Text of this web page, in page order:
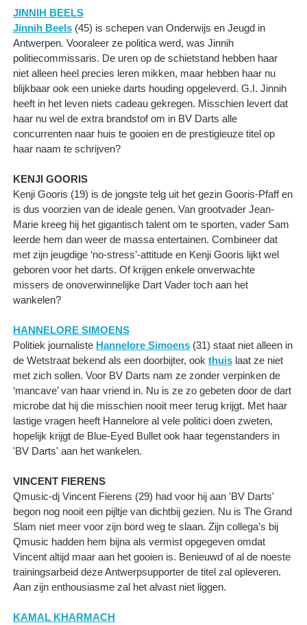
JINNIH BEELS
Jinnih Beels (45) is schepen van Onderwijs en Jeugd in
Antwerpen. Vooraleer ze politica werd, was Jinnih
politiecommissaris. De uren op de schietstand hebben haar
niet alleen heel precies leren mikken, maar hebben haar nu
blijkbaar ook een unieke darts houding opgeleverd. G.I. Jinnih
heeft in het leven niets cadeau gekregen. Misschien levert dat
haar nu wel de extra brandstof om in BV Darts alle
concurrenten naar huis te gooien en de prestigieuze titel op
haar naam te schrijven?
KENJI GOORIS
Kenji Gooris (19) is de jongste telg uit het gezin Gooris-Pfaff en
is dus voorzien van de ideale genen. Van grootvader Jean-
Marie kreeg hij het gigantisch talent om te sporten, vader Sam
leerde hem dan weer de massa entertainen. Combineer dat
met zijn jeugdige ‘no-stress’-attitude en Kenji Gooris lijkt wel
geboren voor het darts. Of krijgen enkele onverwachte
missers de onoverwinnelijke Dart Vader toch aan het
wankelen?
HANNELORE SIMOENS
Politiek journaliste Hannelore Simoens (31) staat niet alleen in
de Wetstraat bekend als een doorbijter, ook thuis laat ze niet
met zich sollen. Voor BV Darts nam ze zonder verpinken de
‘mancave’ van haar vriend in. Nu is ze zo gebeten door de dart
microbe dat hij die misschien nooit meer terug krijgt. Met haar
lastige vragen heeft Hannelore al vele politici doen zweten,
hopelijk krijgt de Blue-Eyed Bullet ook haar tegenstanders in
'BV Darts' aan het wankelen.
VINCENT FIERENS
Qmusic-dj Vincent Fierens (29) had voor hij aan 'BV Darts'
begon nog nooit een pijltje van dichtbij gezien. Nu is The Grand
Slam niet meer voor zijn bord weg te slaan. Zijn collega’s bij
Qmusic hadden hem bijna als vermist opgegeven omdat
Vincent altijd maar aan het gooien is. Benieuwd of al de noeste
trainingsarbeid deze Antwerpsupporter de titel zal opleveren.
Aan zijn enthousiasme zal het alvast niet liggen.
KAMAL KHARMACH